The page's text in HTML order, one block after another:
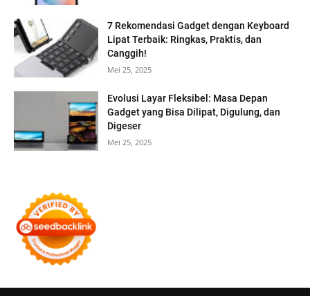
7 Rekomendasi Gadget dengan Keyboard
Lipat Terbaik: Ringkas, Praktis, dan
Canggih!
Mei 25, 2025
Evolusi Layar Fleksibel: Masa Depan
Gadget yang Bisa Dilipat, Digulung, dan
Digeser
Mei 25, 2025